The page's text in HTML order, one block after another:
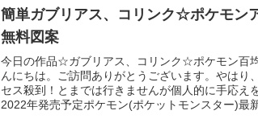
簡単ガブリアス、コリンク☆ポケモン
無料図案
今日の作品☆ガブリアス、コリンク☆ポケモン百
んにちは。ご訪問ありがとうございます。やはり
セス殺到！とまでは行きませんが個人的に手応え
2022年発売予定ポケモン(ポケットモンスター)最